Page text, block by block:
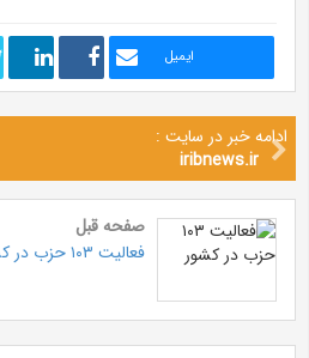
ایمیل
ادامه خبر در سایت :
iribnews.ir
صفحه قبل
فعالیت ۱۰۳ حزب در کشور